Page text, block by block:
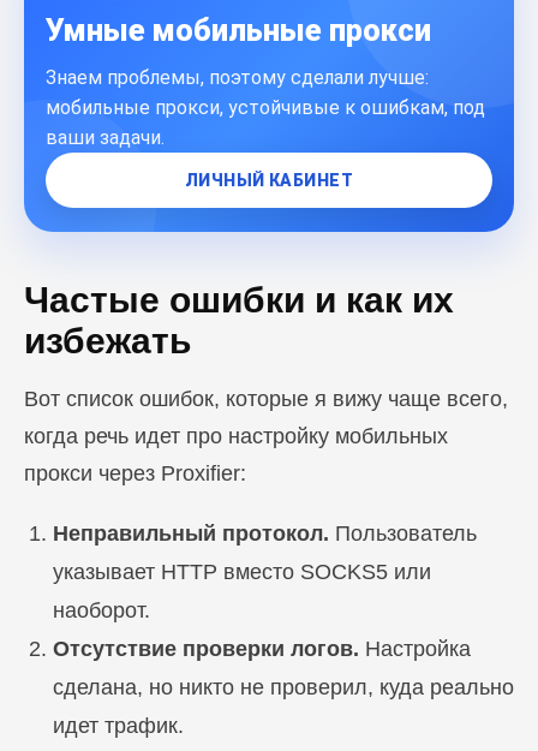
Умные мобильные прокси
Знаем проблемы, поэтому сделали лучше:
мобильные прокси, устойчивые к ошибкам, под
ваши задачи.
ЛИЧНЫЙ КАБИНЕТ
Частые ошибки и как их
избежать
Вот список ошибок, которые я вижу чаще всего,
когда речь идет про настройку мобильных
прокси через Proxifier:
Неправильный протокол. Пользователь
указывает HTTP вместо SOCKS5 или
наоборот.
Отсутствие проверки логов. Настройка
сделана, но никто не проверил, куда реально
идет трафик.